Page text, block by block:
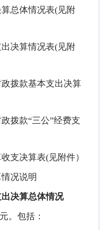
算总体情况表(见附
出决算情况表(见附
政拨款基本支出决算
拨款“三公”经费支
支决算表(见附件）
况说明
出决算总体情况
。包括：